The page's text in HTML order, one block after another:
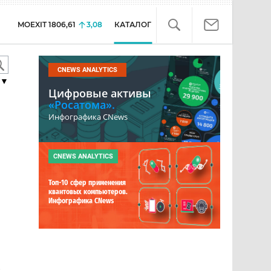
MOEXIT 1806,61 3,08 КАТАЛОГ
CNEWS ANALYTICS
Цифровые активы
«Росатома».
Инфографика CNews
CNEWS ANALYTICS
Топ-10 сфер применения
квантовых компьютеров.
Инфографика CNews